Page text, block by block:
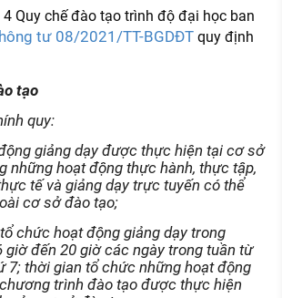
Quy chế đào tạo trình độ đại học ban
tư 08/2021/TT-BGDĐTquy định
tạo
quy:
giảng dạy được thực hiện tại cơ sở
những hoạt động thực hành, thực tập,
tế và giảng dạy trực tuyến có thể
cơ sở đào tạo;
chức hoạt động giảng dạy trong
giờ đến 20 giờ các ngày trong tuần từ
7; thời gian tổ chức những hoạt động
trình đào tạo được thực hiện